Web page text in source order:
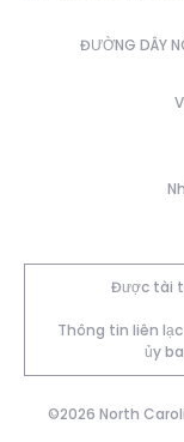
ĐƯỜNG DÂY
Được tài
Thông tin liên
ủy
©2026 North